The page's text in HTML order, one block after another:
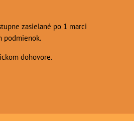
zasielané po 1 marci
podmienok.
dohovore.